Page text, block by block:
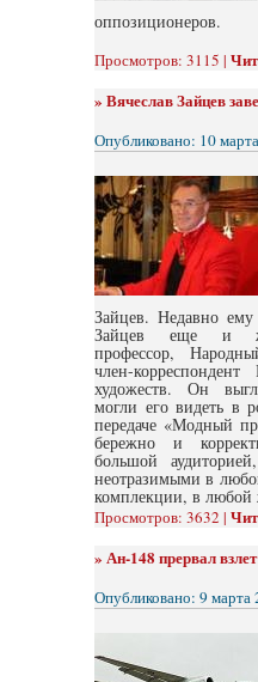
оппозиционеров.
Просмотров: 3115 |
» Вячеслав Зайцев
Опубликовано: 10
Зайцев. Недавно
Зайцев еще и
профессор,
член-
художеств. Он
могли его видеть в
передаче «Модный
бережно и
большой
неотразимыми в
комплекции, в любой
Просмотров: 3632 |
» Ан-148 прервал
Опубликовано: 9 марта